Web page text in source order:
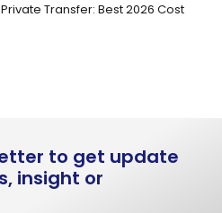
Transfer: Best 2026 Cost
to get update
insight or